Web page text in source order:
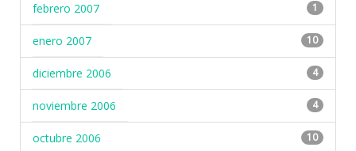
febrero 2007 1
enero 2007 10
diciembre 2006 4
noviembre 2006 4
octubre 2006 10